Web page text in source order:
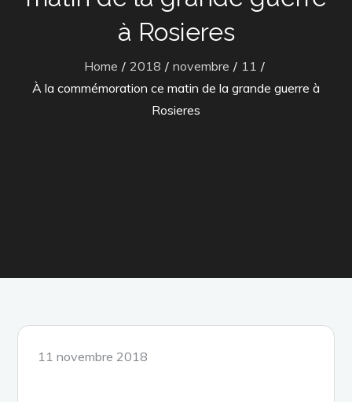
à Rosieres
Home 2018 novembre
11
À la commémoration ce matin de la grande guerre à
Rosieres
Posted
11 novembre 2018